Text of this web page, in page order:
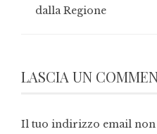
dalla Regione
LASCIA UN
Il tuo indirizzo email non